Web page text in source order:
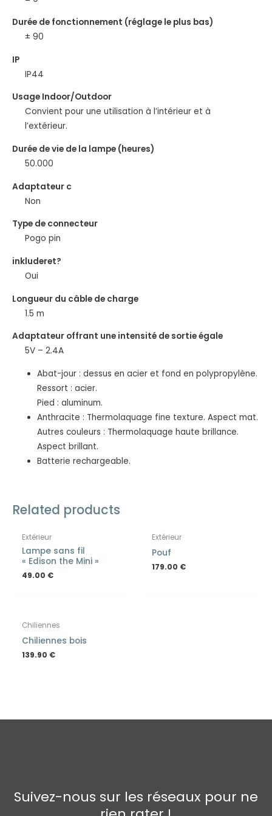
Durée de fonctionnement (réglage le plus bas)
± 90
IP
IP44
Usage Indoor/Outdoor
Convient pour une utilisation à l’intérieur et à
l’extérieur.
Durée de vie de la lampe (heures)
50.000
Adaptateur c
Non
Type de connecteur
Pogo pin
inkluderet?
Oui
Longueur du câble de charge
1.5 m
Adaptateur offrant une intensité de sortie égale
5V – 2.4A
Abat-jour : dessus en acier et fond en polypropylène.
Ressort : acier.
Pied : aluminum.
Anthracite : Thermolaquage fine texture. Aspect mat.
Autres couleurs : Thermolaquage haute brillance.
Aspect brillant.
Batterie rechargeable.
Related products
Extérieur
Lampe sans fil
« Edison the Mini »
49.00 €
Extérieur
Pouf
179.00 €
Chiliennes
Chiliennes bois
139.90 €
Suivez-nous sur les réseaux pour ne